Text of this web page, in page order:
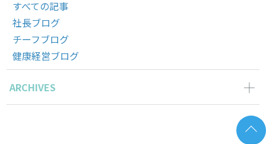
すべての記事
社長ブログ
チーフブログ
健康経営ブログ
ARCHIVES